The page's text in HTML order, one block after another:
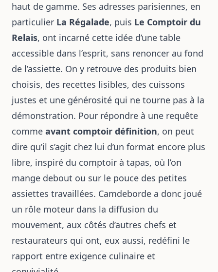
haut de gamme. Ses adresses parisiennes, en
particulier La Régalade, puis Le Comptoir du
Relais, ont incarné cette idée d’une table
accessible dans l’esprit, sans renoncer au fond
de l’assiette. On y retrouve des produits bien
choisis, des recettes lisibles, des cuissons
justes et une générosité qui ne tourne pas à la
démonstration. Pour répondre à une requête
comme avant comptoir définition, on peut
dire qu’il s’agit chez lui d’un format encore plus
libre, inspiré du comptoir à tapas, où l’on
mange debout ou sur le pouce des petites
assiettes travaillées. Camdeborde a donc joué
un rôle moteur dans la diffusion du
mouvement, aux côtés d’autres chefs et
restaurateurs qui ont, eux aussi, redéfini le
rapport entre exigence culinaire et